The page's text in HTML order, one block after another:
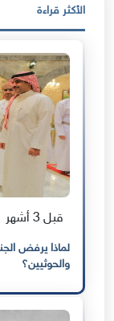
الأكثر قراءة
قبل 3 أشهر
لماذا يرفض
والحوثيين؟